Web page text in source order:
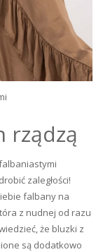
rządzą
zaległości!
falbany na
z nudnej od razu
że bluzki z
są dodatkowo